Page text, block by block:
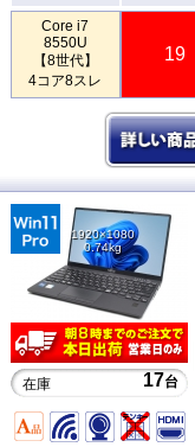
Core i7
8550U
【8世代】
4コア8スレ
19
1920×1080
0.74kg
在庫 17台